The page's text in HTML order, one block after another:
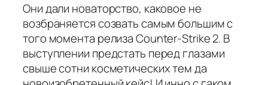
Они дали новаторство, каковое не
возбраняется созвать самым большим с
того момента релиза Counter-Strike 2. В
выступлении предстать перед глазами
свыше сотни косметических тем да